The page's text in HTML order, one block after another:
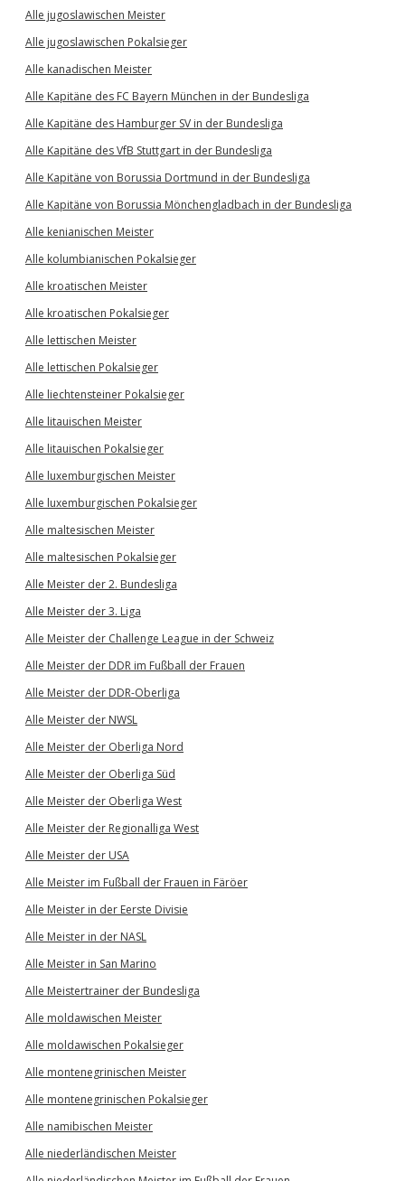
Alle jugoslawischen Meister
Alle jugoslawischen Pokalsieger
Alle kanadischen Meister
Alle Kapitäne des FC Bayern München in der Bundesliga
Alle Kapitäne des Hamburger SV in der Bundesliga
Alle Kapitäne des VfB Stuttgart in der Bundesliga
Alle Kapitäne von Borussia Dortmund in der Bundesliga
Alle Kapitäne von Borussia Mönchengladbach in der Bundesliga
Alle kenianischen Meister
Alle kolumbianischen Pokalsieger
Alle kroatischen Meister
Alle kroatischen Pokalsieger
Alle lettischen Meister
Alle lettischen Pokalsieger
Alle liechtensteiner Pokalsieger
Alle litauischen Meister
Alle litauischen Pokalsieger
Alle luxemburgischen Meister
Alle luxemburgischen Pokalsieger
Alle maltesischen Meister
Alle maltesischen Pokalsieger
Alle Meister der 2. Bundesliga
Alle Meister der 3. Liga
Alle Meister der Challenge League in der Schweiz
Alle Meister der DDR im Fußball der Frauen
Alle Meister der DDR-Oberliga
Alle Meister der NWSL
Alle Meister der Oberliga Nord
Alle Meister der Oberliga Süd
Alle Meister der Oberliga West
Alle Meister der Regionalliga West
Alle Meister der USA
Alle Meister im Fußball der Frauen in Färöer
Alle Meister in der Eerste Divisie
Alle Meister in der NASL
Alle Meister in San Marino
Alle Meistertrainer der Bundesliga
Alle moldawischen Meister
Alle moldawischen Pokalsieger
Alle montenegrinischen Meister
Alle montenegrinischen Pokalsieger
Alle namibischen Meister
Alle niederländischen Meister